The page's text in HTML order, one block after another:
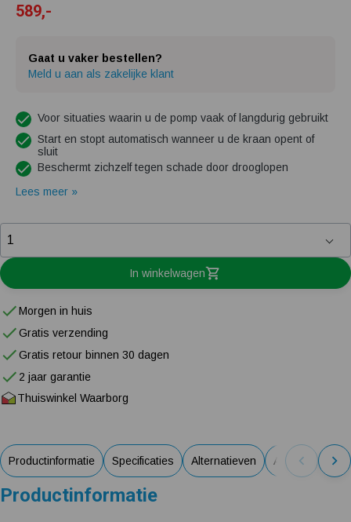
589,-
Gaat u vaker bestellen?
Meld u aan als zakelijke klant
Voor situaties waarin u de pomp vaak of langdurig gebruikt
Start en stopt automatisch wanneer u de kraan opent of
sluit
Beschermt zichzelf tegen schade door drooglopen
Lees meer »
In winkelwagen
Morgen in huis
Gratis verzending
Gratis retour binnen 30 dagen
2 jaar garantie
Thuiswinkel Waarborg
Productinformatie Specificaties Alternatieven Accessoires
Productinformatie